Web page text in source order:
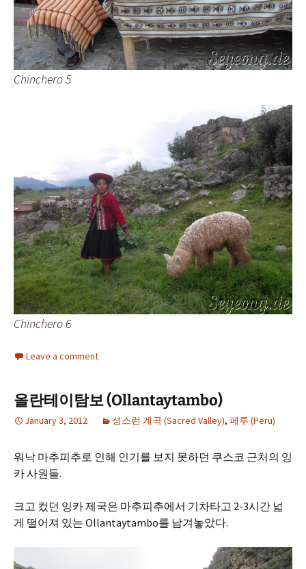
Chinchero 5
Chinchero 6
Leave a comment
올란테이탐보 (Ollantaytambo)
January 3, 2012 성스런 계곡 (Sacred Valley), 페루 (Peru)
워낙 마추피추로 인해 인기를 보지 못하던 쿠스코 근처의 잉
카 사원들.
크고 컸던 잉카 제국은 마추피추에서 기차타고 2-3시간 넓
게 떨어져 있는 Ollantaytambo를 남겨놓았다.